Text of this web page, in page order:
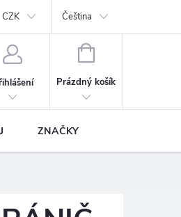
údajů Prodávané značky
CZK Čeština
NÁKUPNÍ
Prázdný košík
ZNAČKY